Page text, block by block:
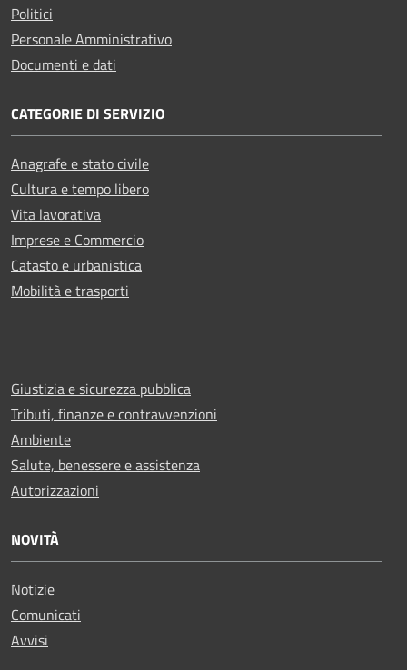
Politici
Personale Amministrativo
Documenti e dati
CATEGORIE DI SERVIZIO
Anagrafe e stato civile
Cultura e tempo libero
Vita lavorativa
Imprese e Commercio
Catasto e urbanistica
Mobilità e trasporti
Giustizia e sicurezza pubblica
Tributi, finanze e contravvenzioni
Ambiente
Salute, benessere e assistenza
Autorizzazioni
NOVITÀ
Notizie
Comunicati
Avvisi